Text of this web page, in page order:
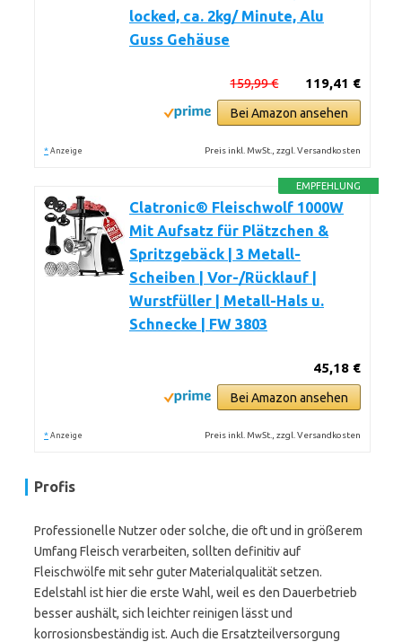
locked, ca. 2kg/ Minute, Alu
Guss Gehäuse
119,41 €
159,99 €
Bei Amazon ansehen
* Anzeige Preis inkl. MwSt., zzgl. Versandkosten
EMPFEHLUNG
Clatronic® Fleischwolf 1000W
Mit Aufsatz für Plätzchen &
Spritzgebäck | 3 Metall-
Scheiben | Vor-/Rücklauf |
Wurstfüller | Metall-Hals u.
Schnecke | FW 3803
45,18 €
Bei Amazon ansehen
* Anzeige Preis inkl. MwSt., zzgl. Versandkosten
Profis
Professionelle Nutzer oder solche, die oft und in größerem
Umfang Fleisch verarbeiten, sollten definitiv auf
Fleischwölfe mit sehr guter Materialqualität setzen.
Edelstahl ist hier die erste Wahl, weil es den Dauerbetrieb
besser aushält, sich leichter reinigen lässt und
korrosionsbeständig ist. Auch die Ersatzteilversorgung